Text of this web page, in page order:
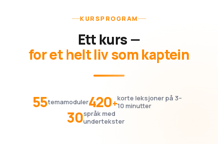
KURSPROGRAM
Ett kurs —
for et helt liv som kaptein
55temamoduler420+korte leksjoner på 3–
10 minutter
30språk med
undertekster